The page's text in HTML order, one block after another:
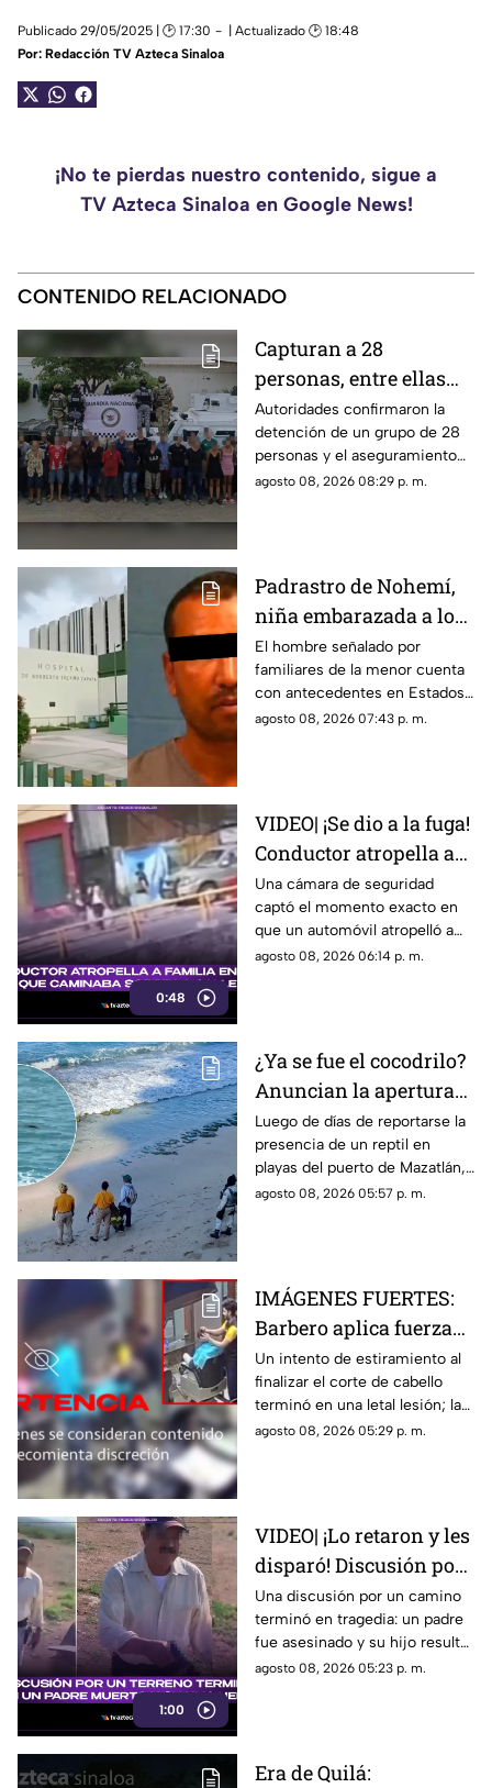
Publicado 29/05/2025 | 🕑 17:30
| Actualizado 🕑 18:48
Por: Redacción TV Azteca Sinaloa
¡No te pierdas nuestro contenido, sigue a
TV Azteca Sinaloa en Google News!
CONTENIDO RELACIONADO
Capturan a 28
personas, entre ellas
mujeres, con un
arsenal en El Roble,
Mazatlán
Autoridades confirmaron la
detención de un grupo de 28
personas y el aseguramiento
de armas de fuego largas, en la
agosto 08, 2026 08:29 p. m.
Padrastro de Nohemí,
niña embarazada a los
11 años, cuenta con
historial de abus0;
familiares lo acusan
El hombre señalado por
familiares de la menor cuenta
con antecedentes en Estados
Unidos por abuso a una menor;
agosto 08, 2026 07:43 p. m.
0:48
VIDEO| ¡Se dio a la fuga!
Conductor atropella a
familia entera que
caminaba sobre la calle
Una cámara de seguridad
captó el momento exacto en
que un automóvil atropelló a
una familia entera.
agosto 08, 2026 06:14 p. m.
¿Ya se fue el cocodrilo?
Anuncian la apertura
de playas en Mazatlán
tras cuatro días
cerradas
Luego de días de reportarse la
presencia de un reptil en
playas del puerto de Mazatlán,
autoridades confirmaron la
agosto 08, 2026 05:57 p. m.
IMÁGENES FUERTES:
Barbero aplica fuerza
de más y le rompe el
cuello a un cliente en
pleno corte
Un intento de estiramiento al
finalizar el corte de cabello
terminó en una letal lesión; las
estremecedoras imágenes
agosto 08, 2026 05:29 p. m.
1:00
VIDEO| ¡Lo retaron y les
disparó! Discusión por
un terreno termina con
un padre muerto y su
hijo herido
Una discusión por un camino
terminó en tragedia: un padre
fue asesinado y su hijo resultó
herido.
agosto 08, 2026 05:23 p. m.
Era de Quilá: